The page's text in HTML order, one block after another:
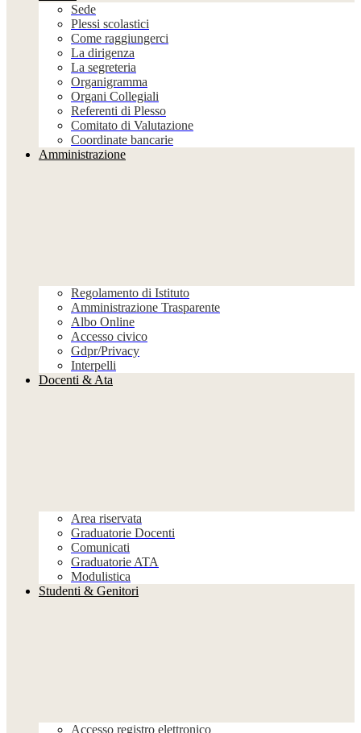
Sede
Plessi scolastici
Come raggiungerci
La dirigenza
La segreteria
Organigramma
Organi Collegiali
Referenti di Plesso
Comitato di Valutazione
Coordinate bancarie
Amministrazione
Regolamento di Istituto
Amministrazione Trasparente
Albo Online
Accesso civico
Gdpr/Privacy
Interpelli
Docenti & Ata
Area riservata
Graduatorie Docenti
Comunicati
Graduatorie ATA
Modulistica
Studenti & Genitori
Accesso registro elettronico